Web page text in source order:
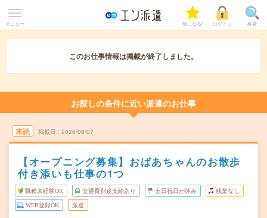
メニュー 気になる! ログイン 検索
このお仕事情報は掲載が終了しました。
お探しの条件に近い派遣のお仕事
未読 掲載日 2026/08/07
【オープニング募集】おばあちゃんのお散歩
付き添いも仕事の1つ
職種未経験OK 交通費別途支給あり 土日祝日が休み 残業なし
WEB登録OK 派遣